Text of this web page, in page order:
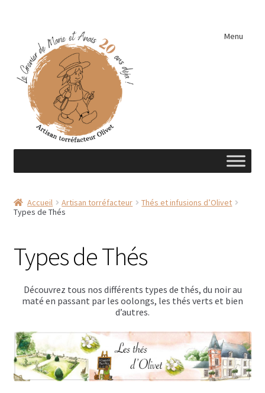
navigation
contenu
Menu
A découvrir …
Autour de la table
Carafes à eau
Boîtes vides
Bocaux vides
Accueil Artisan torréfacteur
Thés et infusions d’Olivet
Types de Thés
Types de Thés
Découvrez tous nos différents types de thés, du noir au
maté en passant par les oolongs, les thés verts et bien
d’autres.